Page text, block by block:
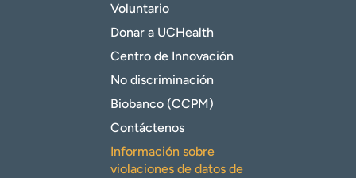
Voluntario
Donar a UCHealth
Centro de Innovación
No discriminación
Biobanco (CCPM)
Contáctenos
Información sobre
violaciones de datos de